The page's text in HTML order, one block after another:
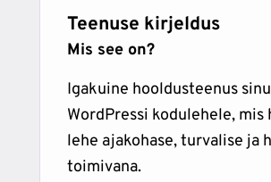
Teenuse kirjeldus
Mis see on?
Igakuine hooldusteenus sinu
WordPressi kodulehele, mis
lehe ajakohase, turvalise ja
toimivana.